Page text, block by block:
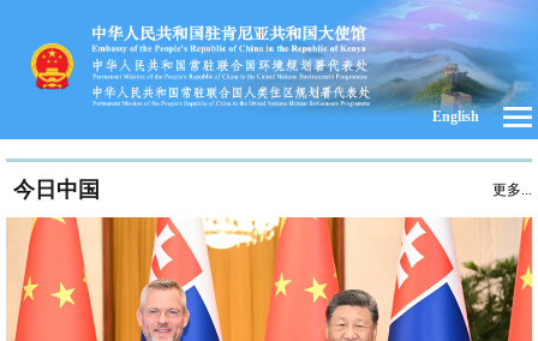
English
今日中国 更多...